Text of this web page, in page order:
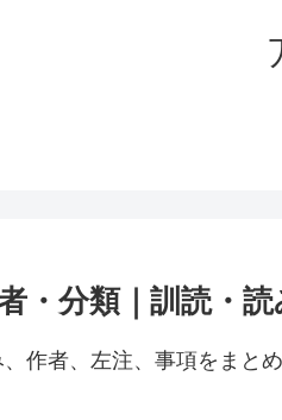
・分類｜訓読・
作者、左注、事項をまとめ